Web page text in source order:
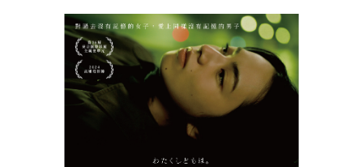
建立專屬帳號
只要再完成幾個步驟，即可完成帳號的註冊程序，